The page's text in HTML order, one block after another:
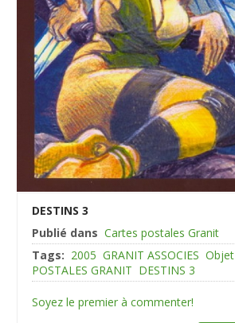
DESTINS 3
Publié dans Cartes postales Granit
Tags: 2005 GRANIT ASSOCIES Objet
POSTALES GRANIT DESTINS 3
Soyez le premier à commenter!